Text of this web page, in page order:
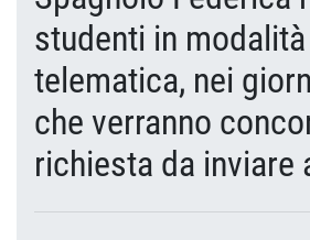
studenti in modalità
telematica, nei
che verranno
richiesta da inviare